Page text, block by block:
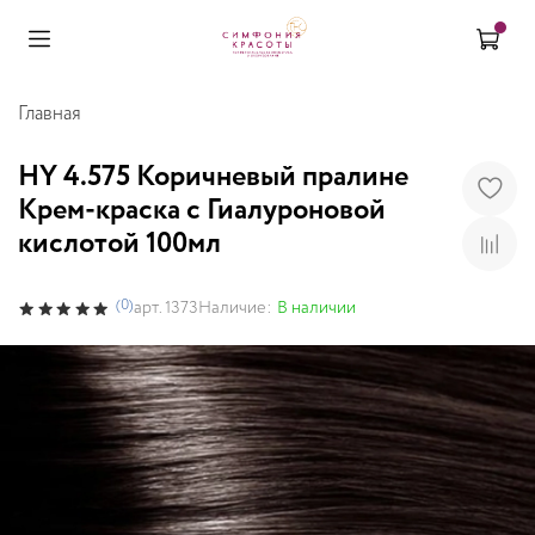
Главная
HY 4.575 Коричневый пралине
Крем-краска с Гиалуроновой
кислотой 100мл
(0)арт.1373Наличие: В наличии